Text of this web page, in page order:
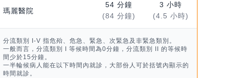
瑪麗醫院
54 分鐘
(84 分鐘)
3 小時
(4.5 小時)
分流類別 I-V 指危殆、危急、緊急、次緊急及非緊急類別。
一般而言，分流類別 I 等候時間為0分鐘，分流類別 II 的等候時
間少於15分鐘。
一半輪候病人能在以下時間內就診，大部份人可於括號內顯示的
時間就診。